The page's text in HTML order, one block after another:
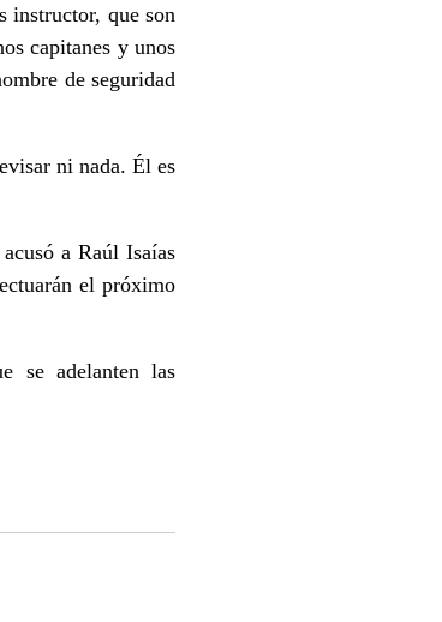
instructor, que son
capitanes y unos
de seguridad
ni nada. Él es
a Raúl Isaías
el próximo
se adelanten las